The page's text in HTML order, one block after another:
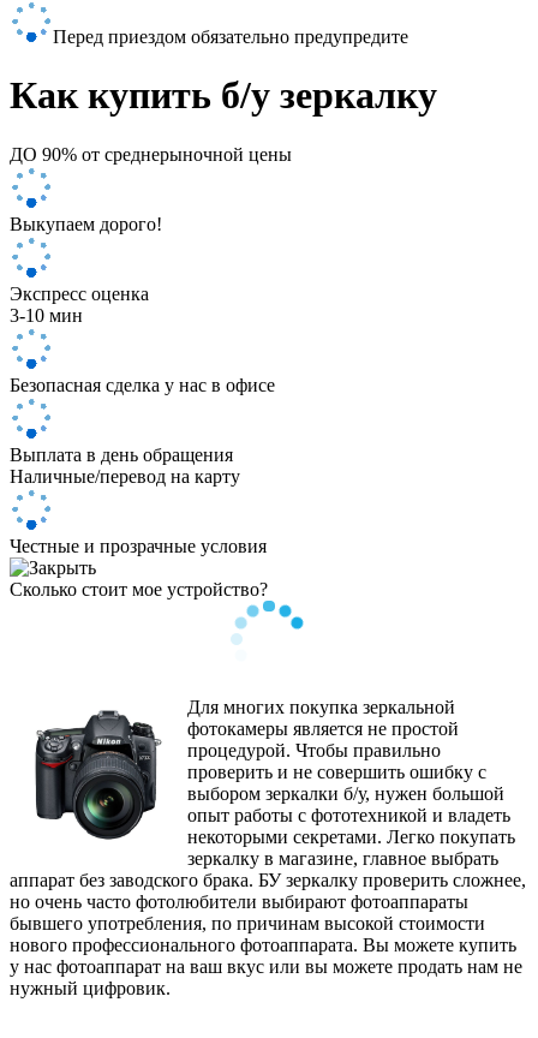
Перед приездом обязательно предупредите
Как купить б/у зеркалку
ДО 90% от среднерыночной цены
Выкупаем дорого!
Экспресс оценка
3-10 мин
Безопасная сделка у нас в офисе
Выплата в день обращения
Наличные/перевод на карту
Честные и прозрачные условия
Сколько стоит мое устройство?
Для многих покупка зеркальной
фотокамеры является не простой
процедурой. Чтобы правильно
проверить и не совершить ошибку с
выбором зеркалки б/у, нужен большой
опыт работы с фототехникой и владеть
некоторыми секретами. Легко покупать
зеркалку в магазине, главное выбрать
аппарат без заводского брака. БУ зеркалку проверить сложнее,
но очень часто фотолюбители выбирают фотоаппараты
бывшего употребления, по причинам высокой стоимости
нового профессионального фотоаппарата. Вы можете купить
у нас фотоаппарат на ваш вкус или вы можете продать нам не
нужный цифровик.